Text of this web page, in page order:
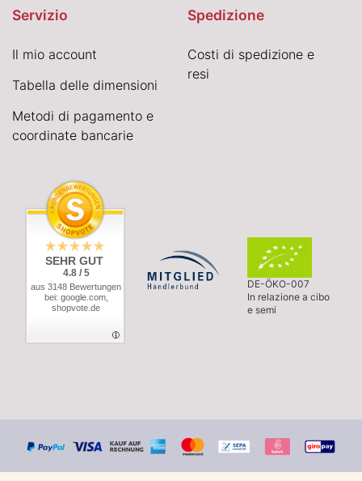
Servizio
Il mio account
Tabella delle dimensioni
Metodi di pagamento e
coordinate bancarie
Spedizione
Costi di spedizione e
resi
SEHR GUT
4.8 / 5
aus 3148 Bewertungen
bei: google.com,
shopvote.de
DE-ÖKO-007
In relazione a cibo
e semi